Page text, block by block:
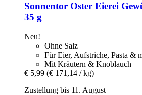
Sonnentor Oster Eierei
35 g
Neu!
Ohne Salz
Für Eier, Aufstriche, Pasta &
Mit Kräutern & Knoblauch
€ 5,99 (€ 171,14 / kg)
Zustellung bis 11. August